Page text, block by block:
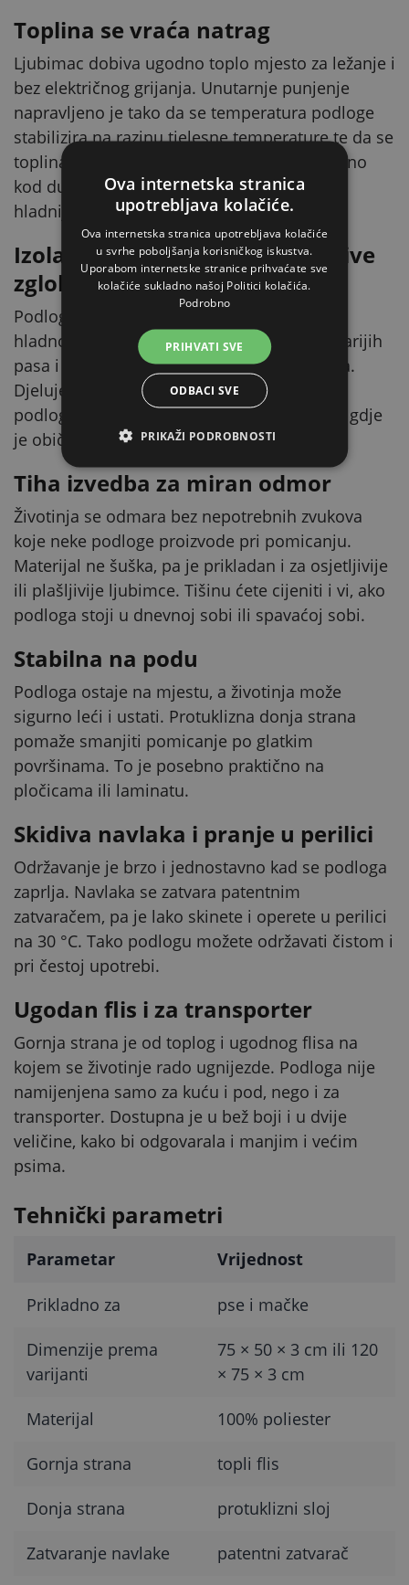
Toplina se vraća natrag
Ljubimac dobiva ugodno toplo mjesto za ležanje i
bez električnog grijanja. Unutarnje punjenje
napravljeno je tako da se temperatura podloge
stabilizira na razinu tjelesne temperature te da se
toplina reflektira natrag. U praksi je to korisno
kod duljeg ležanja kod kuće i pri odmoru u
hladnijoj prostoriji.
Izolacija od hladnoće za osjetljive
zglobove
Podloga pomaže smanjiti pothlađivanje od
hladnog poda, što je posebno važno kod starijih
pasa i mačaka s problemima sa zglobovima.
Djeluje kao izolacijski sloj između životinje i
podloge. U praksi je idealna za hladan pod, gdje
je običan ležaj često nedovoljan.
Tiha izvedba za miran odmor
Životinja se odmara bez nepotrebnih zvukova
koje neke podloge proizvode pri pomicanju.
Materijal ne šuška, pa je prikladan i za osjetljivije
ili plašljivije ljubimce. Tišinu ćete cijeniti i vi, ako
podloga stoji u dnevnoj sobi ili spavaćoj sobi.
Stabilna na podu
Podloga ostaje na mjestu, a životinja može
sigurno leći i ustati. Protuklizna donja strana
pomaže smanjiti pomicanje po glatkim
površinama. To je posebno praktično na
pločicama ili laminatu.
Skidiva navlaka i pranje u perilici
Održavanje je brzo i jednostavno kad se podloga
zaprlja. Navlaka se zatvara patentnim
zatvaračem, pa je lako skinete i operete u perilici
na 30 °C. Tako podlogu možete održavati čistom i
pri čestoj upotrebi.
Ugodan flis i za transporter
Gornja strana je od toplog i ugodnog flisa na
kojem se životinje rado ugnijezde. Podloga nije
namijenjena samo za kuću i pod, nego i za
transporter. Dostupna je u bež boji i u dvije
veličine, kako bi odgovarala i manjim i većim
psima.
Tehnički parametri
Parametar Vrijednost
Prikladno za pse i mačke
Dimenzije prema
varijanti
75 × 50 × 3 cm ili 120
× 75 × 3 cm
Materijal 100% poliester
Gornja strana topli flis
Donja strana protuklizni sloj
Zatvaranje navlake patentni zatvarač
Ova internetska stranica
upotrebljava kolačiće.
Ova internetska stranica upotrebljava kolačiće
u svrhe poboljšanja korisničkog iskustva.
Uporabom internetske stranice prihvaćate sve
kolačiće sukladno našoj Politici kolačića.
Podrobno
PRIHVATI SVE
ODBACI SVE
PRIKAŽI PODROBNOSTI